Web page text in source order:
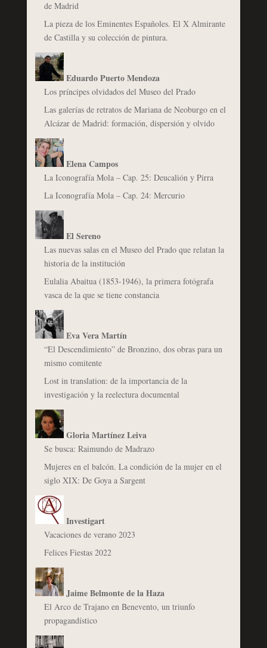
de Madrid
La pieza de los Eminentes Españoles. El X Almirante
de Castilla y su colección de pintura.
Eduardo Puerto Mendoza
Los príncipes olvidados del Museo del Prado
Las galerías de retratos de Mariana de Neoburgo en el
Alcázar de Madrid: formación, dispersión y olvido
Elena Campos
La Iconografía Mola – Cap. 25: Deucalión y Pirra
La Iconografía Mola – Cap. 24: Mercurio
El Sereno
Las nuevas salas en el Museo del Prado que relatan la
historia de la institución
Eulalia Abaitua (1853-1946), la primera fotógrafa
vasca de la que se tiene constancia
Eva Vera Martín
“El Descendimiento” de Bronzino, dos obras para un
mismo comitente
Lost in translation: de la importancia de la
investigación y la reelectura documental
Gloria Martínez Leiva
Se busca: Raimundo de Madrazo
Mujeres en el balcón. La condición de la mujer en el
siglo XIX: De Goya a Sargent
Investigart
Vacaciones de verano 2023
Felices Fiestas 2022
Jaime Belmonte de la Haza
El Arco de Trajano en Benevento, un triunfo
propagandístico